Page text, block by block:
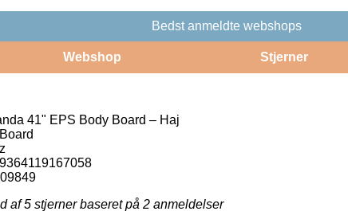
Bedst anmeldte webshops
Webshop Stjerner
41" EPS Body Board – Haj
af 5 stjerner baseret på 2 anmeldelser